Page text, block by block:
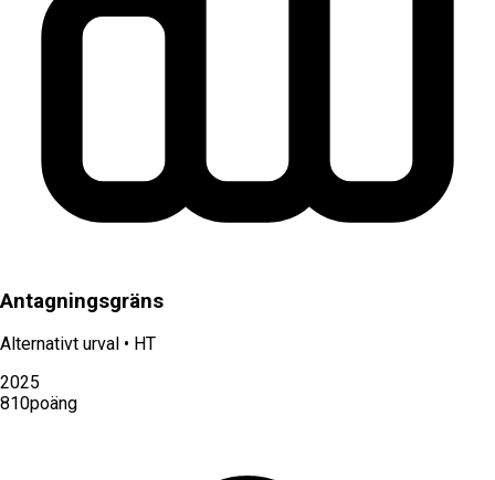
Antagningsgräns
Alternativt urval • HT
2025
810poäng